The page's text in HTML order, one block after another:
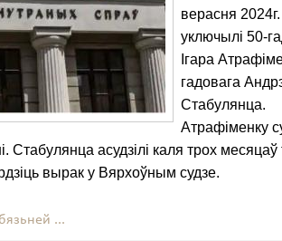
верасня 2024г.
уключылі 50-
Ігара
гадовага
Стабулянца.
Атрафіменку
Стабулянца асудзілі каля трох месяцаў
вырак у Вярхоўным судзе.
...